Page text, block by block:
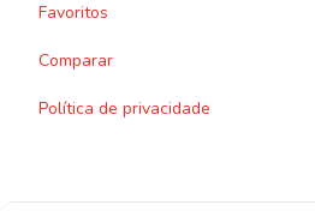
Favoritos
Comparar
Política de privacidade